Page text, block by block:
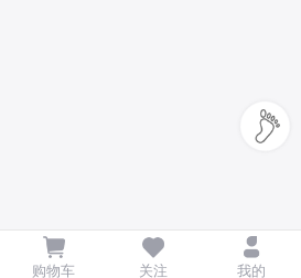
购物车 关注 我的